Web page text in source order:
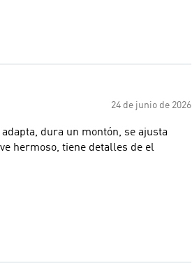
24 de junio de 2026
dura un montón, se ajusta
hermoso, tiene detalles de el